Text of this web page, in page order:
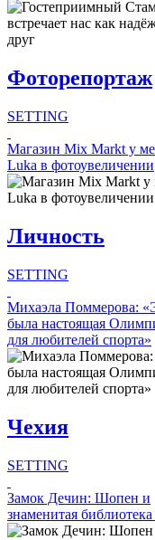
Hide
Фоторепортаж
SETTING
Intro Items
Link Items
Show Image
Show
Hide
Магазин Mix Markt у
Luka в фотоувеличении
Личность
SETTING
Intro Items
Link Items
Show Image
Hide
Михаэла Поммерова:
была настоящая
для любителей спорта»
Чехия
SETTING
Intro Items
Link Items
Замок Дечин: Шопен и
знаменитая